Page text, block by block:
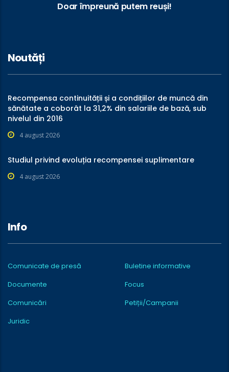
Doar împreună putem reuși!
Noutăți
Recompensa continuității și a condițiilor de muncă din
sănătate a coborât la 31,2% din salariile de bază, sub
nivelul din 2016
4 august 2026
Studiul privind evoluția recompensei suplimentare
4 august 2026
Info
Comunicate de presă
Buletine informative
Documente
Focus
Comunicări
Petiții/Campanii
Juridic